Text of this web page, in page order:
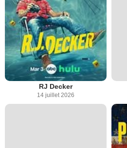
RJ Decker
14 juillet 2026